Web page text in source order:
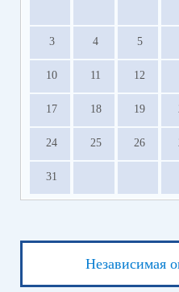
3 4 5
10 11 12
17 18 19
24 25 26
31
Независимая